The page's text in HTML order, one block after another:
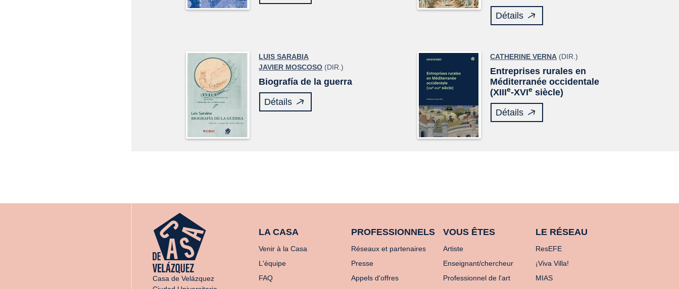
Détails
LUIS SARABIA
JAVIER MOSCOSO (DIR.)
Biografía de la guerra
Détails
CATHERINE VERNA (DIR.)
Entreprises rurales en
Méditerranée occidentale
(XIIIe-XVIe siècle)
Détails
Casa de Velázquez
LA CASA
Venir à la Casa
L'équipe
FAQ
PROFESSIONNELS
Réseaux et partenaires
Presse
Appels d'offres
VOUS ÊTES
Artiste
Enseignant/chercheur
Professionnel de l'art
LE RÉSEAU
ResEFE
¡Viva Villa!
MIAS